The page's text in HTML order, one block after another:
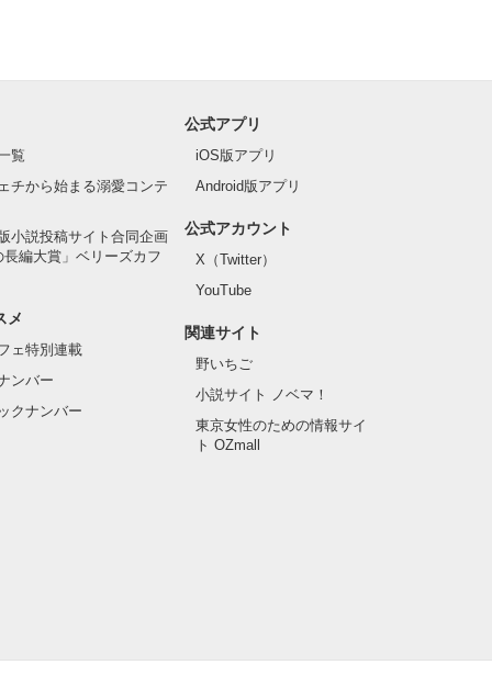
覧
チから始まる溺愛コンテ
小説投稿サイト合同企画
長編大賞」ベリーズカフ
メ
ェ特別連載
ンバー
クナンバー
公式アプリ
iOS版アプリ
Android版アプリ
公式アカウント
X（Twitter）
YouTube
関連サイト
野いちご
小説サイト ノベマ！
東京女性のための情報サイ
ト OZmall